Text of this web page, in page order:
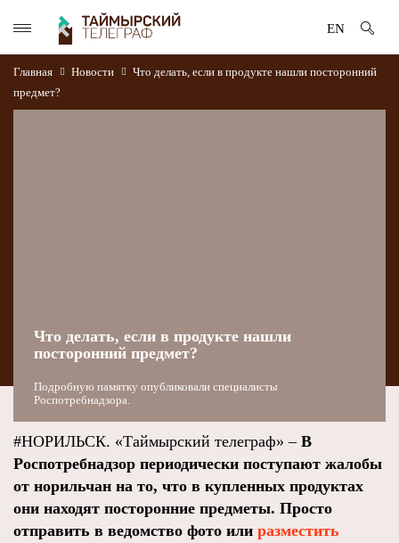
EN
Главная Новости
Что делать, если в продукте нашли посторонний
предмет?
Что делать, если в продукте нашли
посторонний предмет?
Подробную памятку опубликовали специалисты
Роспотребнадзора.
#НОРИЛЬСК. «Таймырский телеграф» – В
Роспотребнадзор периодически поступают жалобы
от норильчан на то, что в купленных продуктах
они находят посторонние предметы. Просто
отправить в ведомство фото или разместить